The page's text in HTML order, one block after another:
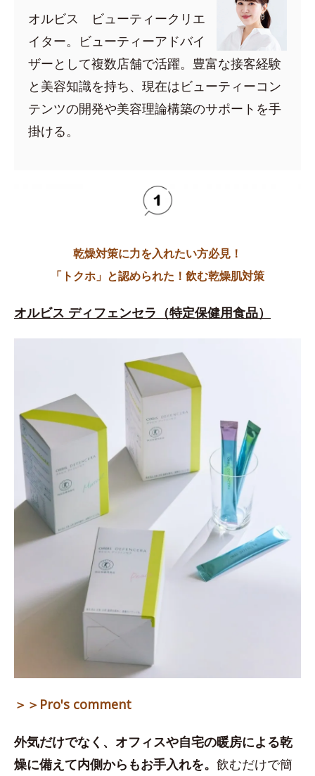
オルビス ビューティークリエ
イター。ビューティーアドバイ
ザーとして複数店舗で活躍。豊富な接客経験
と美容知識を持ち、現在はビューティーコン
テンツの開発や美容理論構築のサポートを手
掛ける。
乾燥対策に力を入れたい方必見！
「トクホ」と認められた！飲む乾燥肌対策
オルビス ディフェンセラ（特定保健用食品）
＞＞Pro's comment
外気だけでなく、オフィスや自宅の暖房による乾
燥に備えて内側からもお手入れを。 飲むだけで簡